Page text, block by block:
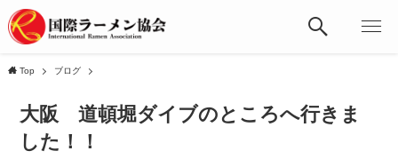
Top ブログ
大阪 道頓堀ダイブのところへ行きま
した！！